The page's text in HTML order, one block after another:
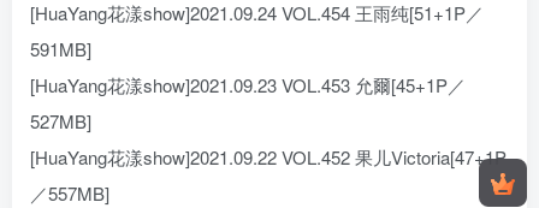
[HuaYang花漾show]2021.09.24 VOL.454 王雨纯[51+1P／
591MB]
[HuaYang花漾show]2021.09.23 VOL.453 允爾[45+1P／
527MB]
[HuaYang花漾show]2021.09.22 VOL.452 果儿Victoria[47+1P
／557MB]